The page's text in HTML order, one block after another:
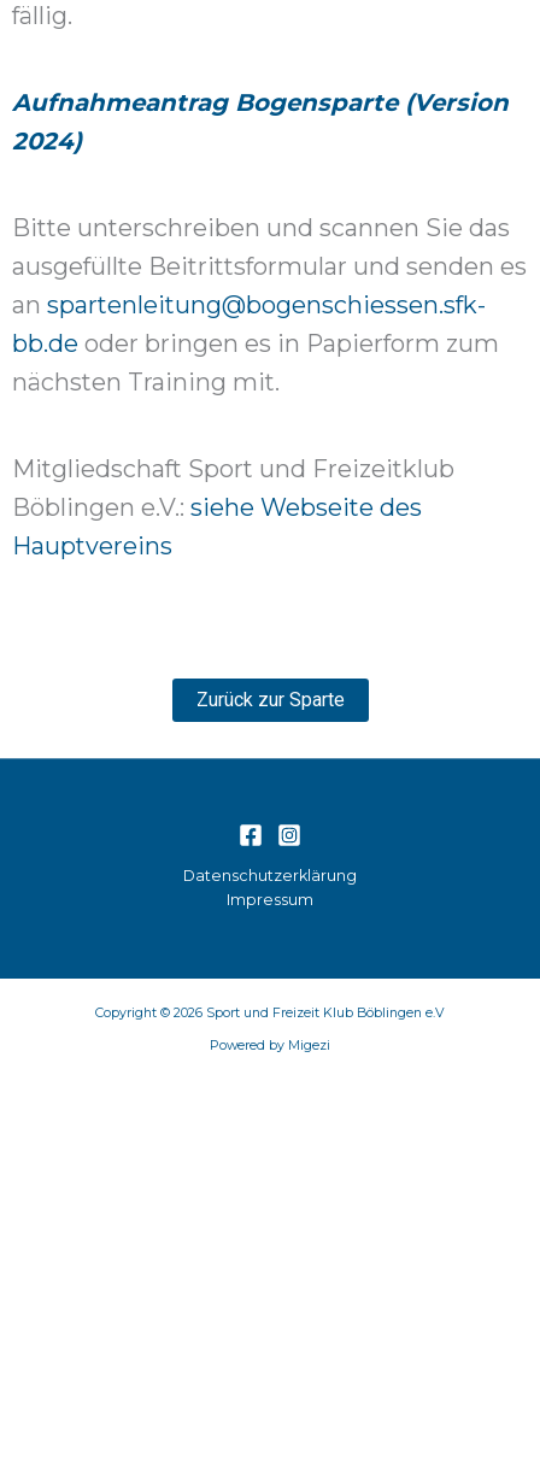
fällig.
Aufnahmeantrag Bogensparte (Version
2024)
Bitte unterschreiben und scannen Sie das
ausgefüllte Beitrittsformular und senden es
an spartenleitung@bogenschiessen.sfk-
bb.de oder bringen es in Papierform zum
nächsten Training mit.
Mitgliedschaft Sport und Freizeitklub
Böblingen e.V.: siehe Webseite des
Hauptvereins
Zurück zur Sparte
Datenschutzerklärung
Impressum
Copyright © 2026 Sport und Freizeit Klub Böblingen e.V
Powered by Migezi